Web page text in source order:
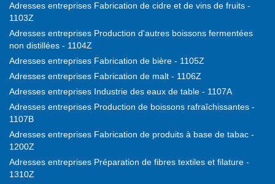
Adresses entreprises Fabrication de cidre et de vins de fruits -
1103Z
Adresses entreprises Production d'autres boissons fermentées
non distillées - 1104Z
Adresses entreprises Fabrication de bière - 1105Z
Adresses entreprises Fabrication de malt - 1106Z
Adresses entreprises Industrie des eaux de table - 1107A
Adresses entreprises Production de boissons rafraîchissantes -
1107B
Adresses entreprises Fabrication de produits à base de tabac -
1200Z
Adresses entreprises Préparation de fibres textiles et filature -
1310Z